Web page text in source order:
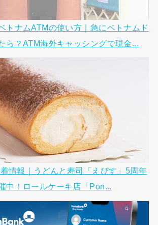
トナムATMの使い方｜急にベトナムド
ら？ATM海外キャッシングで現金...
着情報｜うどんと寿司「えびす」5周年
中！ロールケーキ店「Pon...